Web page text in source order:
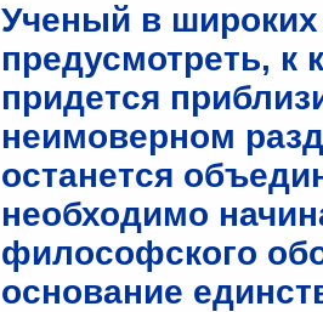
Ученый в
предусмотреть, к
придется
неимоверном
останется
необходимо
философского
основание